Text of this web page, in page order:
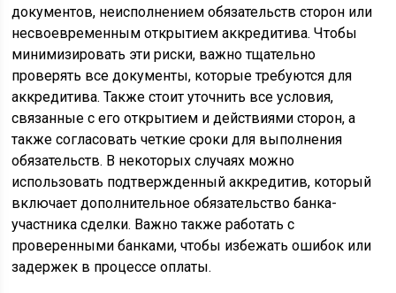
документов, неисполнением обязательств сторон или
несвоевременным открытием аккредитива. Чтобы
минимизировать эти риски, важно тщательно
проверять все документы, которые требуются для
аккредитива. Также стоит уточнить все условия,
связанные с его открытием и действиями сторон, а
также согласовать четкие сроки для выполнения
обязательств. В некоторых случаях можно
использовать подтвержденный аккредитив, который
включает дополнительное обязательство банка-
участника сделки. Важно также работать с
проверенными банками, чтобы избежать ошибок или
задержек в процессе оплаты.